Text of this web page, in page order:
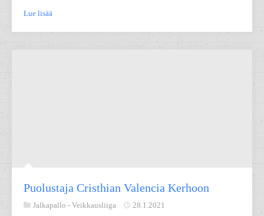
Lue lisää
Puolustaja Cristhian Valencia Kerhoon
Jalkapallo - Veikkausliiga 28.1.2021